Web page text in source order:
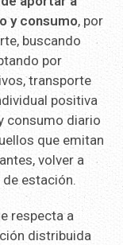
y consumo, por
buscando
por
transporte
positiva
consumo diario
que emitan
volver a
estación.
respecta a
distribuida